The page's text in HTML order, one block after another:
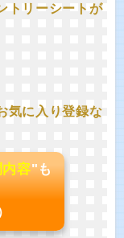
トリーシートが
気に入り登録な
容"も